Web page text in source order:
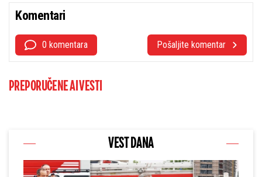
Komentari
0 komentara Pošaljite komentar
PREPORUČENE AI VESTI
VEST DANA